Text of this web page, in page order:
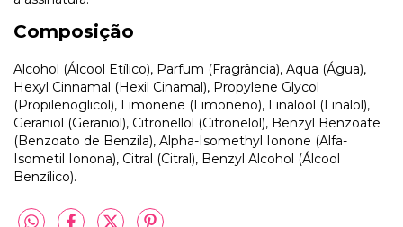
Composição
Alcohol (Álcool Etílico), Parfum (Fragrância), Aqua (Água),
Hexyl Cinnamal (Hexil Cinamal), Propylene Glycol
(Propilenoglicol), Limonene (Limoneno), Linalool (Linalol),
Geraniol (Geraniol), Citronellol (Citronelol), Benzyl Benzoate
(Benzoato de Benzila), Alpha-Isomethyl Ionone (Alfa-
Isometil Ionona), Citral (Citral), Benzyl Alcohol (Álcool
Benzílico).